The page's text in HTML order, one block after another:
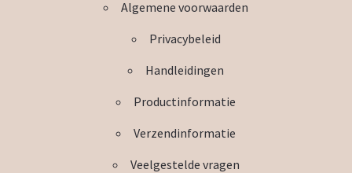
op
de
Algemene voorwaarden
Privacybeleid
Handleidingen
Productinformatie
Verzendinformatie
Veelgestelde vragen